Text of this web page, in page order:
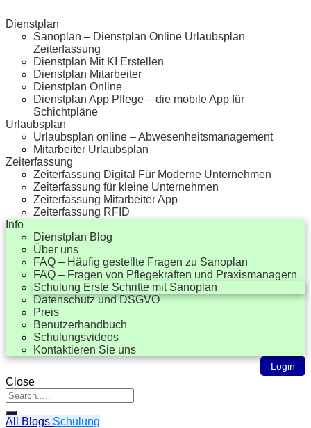
Dienstplan
Sanoplan – Dienstplan Online Urlaubsplan
Zeiterfassung
Dienstplan Mit KI Erstellen
Dienstplan Mitarbeiter
Dienstplan Online
Dienstplan App Pflege – die mobile App für
Schichtpläne
Urlaubsplan
Urlaubsplan online – Abwesenheitsmanagement
Mitarbeiter Urlaubsplan
Zeiterfassung
Zeiterfassung Digital Für Moderne Unternehmen
Zeiterfassung für kleine Unternehmen
Zeiterfassung Mitarbeiter App
Zeiterfassung RFID
Info
Dienstplan Blog
Über uns
FAQ – Häufig gestellte Fragen zu Sanoplan
FAQ – Fragen von Pflegekräften und Praxismanagern
Schulung Erste Schritte mit Sanoplan
Datenschutz und DSGVO
Preis
Benutzerhandbuch
Schulungsvideos
Kontaktieren Sie uns
Login
Close
All Blogs Schulung